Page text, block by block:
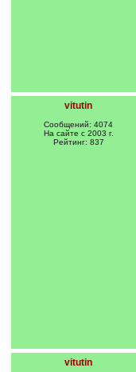
vitutin
Сообщений: 4074
На сайте с 2003 г.
Рейтинг: 837
vitutin